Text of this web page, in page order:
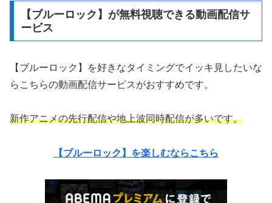
【ブルーロック】が無料視聴できる動画配信サ
ービス
【ブルーロック】を好きなタイミングでイッキ見したいな
らこちらの動画配信サービスがおすすめです。
新作アニメの先行配信や地上波同時配信が多いです。
【ブルーロック】を楽しむならこちら